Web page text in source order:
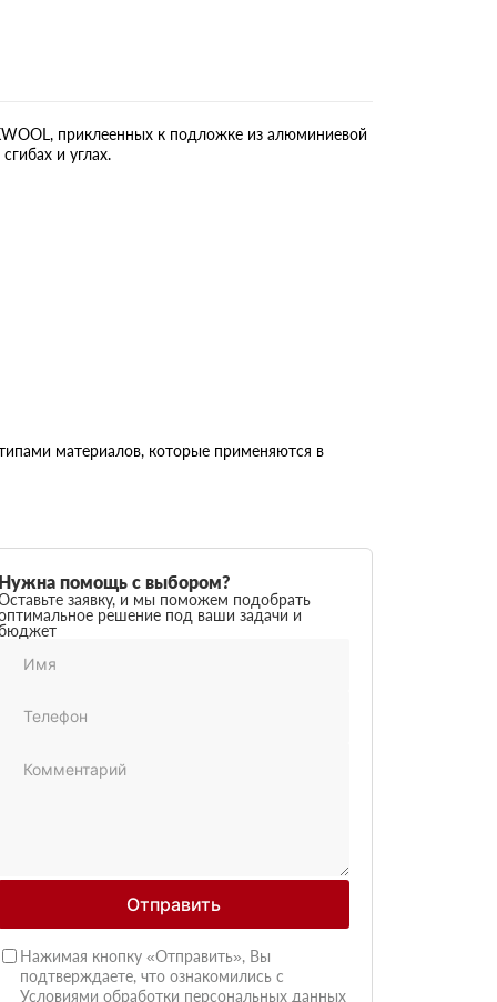
приклеенных к подложке из алюминиевой
и углах.
материалов, которые применяются в
помощь с выбором?
заявку, и мы поможем подобрать
решение под ваши задачи и
Отправить
Нажимая кнопку «Отправить», Вы
подтверждаете, что ознакомились с
Условиями обработки персональных данных